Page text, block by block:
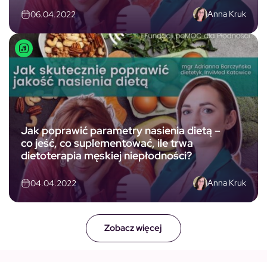
Zobacz więcej
06.04.2022 Anna Kruk
Jak poprawić parametry nasienia dietą –
co jeść, co suplementować, ile trwa
dietoterapia męskiej niepłodności?
04.04.2022 Anna Kruk